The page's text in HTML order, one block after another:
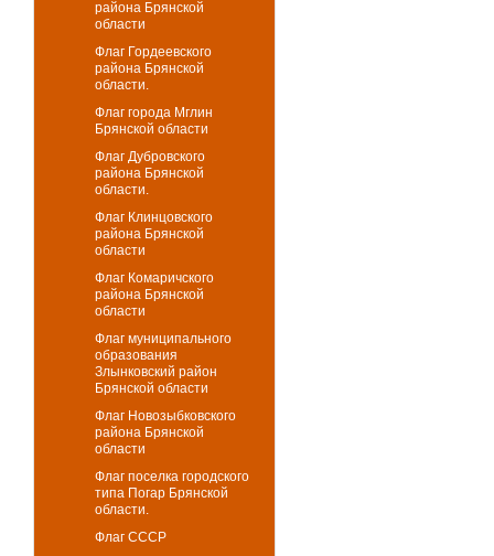
района Брянской
области
Флаг Гордеевского
района Брянской
области.
Флаг города Мглин
Брянской области
Флаг Дубровского
района Брянской
области.
Флаг Клинцовского
района Брянской
области
Флаг Комаричского
района Брянской
области
Флаг муниципального
образования
Злынковский район
Брянской области
Флаг Новозыбковского
района Брянской
области
Флаг поселка городского
типа Погар Брянской
области.
Флаг СССР